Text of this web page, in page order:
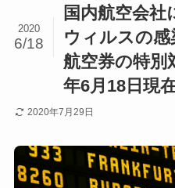
国内航空会
ウィルスの
航空券の特別
年6月18日現
2020
6/18
2020年7月29日